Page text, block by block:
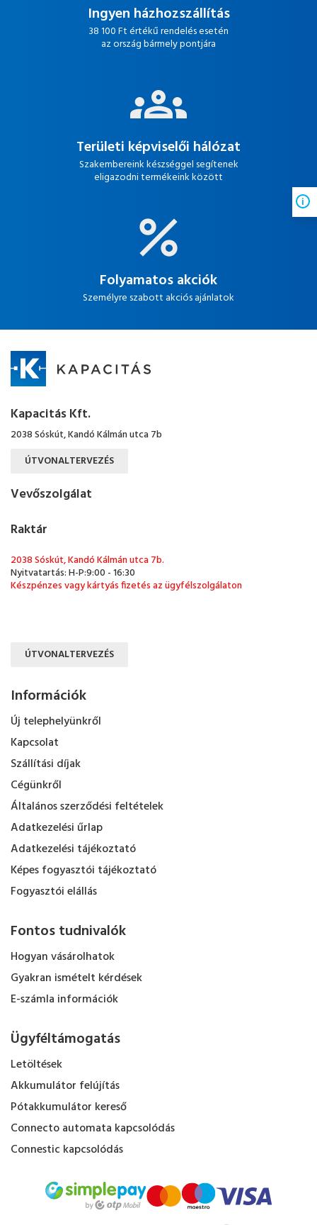
Ingyen házhozszállítás
38 100 Ft értékű rendelés esetén
az ország bármely pontjára
Területi képviselői hálózat
Szakembereink készséggel segítenek
eligazodni termékeink között
Folyamatos akciók
Személyre szabott akciós ajánlatok
Kapacitás Kft.
2038 Sóskút, Kandó Kálmán utca 7b
ÚTVONALTERVEZÉS
Vevőszolgálat
Raktár
2038 Sóskút, Kandó Kálmán utca 7b.
Nyitvatartás: H-P:9:00 - 16:30
Készpénzes vagy kártyás fizetés az ügyfélszolgálaton
ÚTVONALTERVEZÉS
Információk
Új telephelyünkről
Kapcsolat
Szállítási díjak
Cégünkről
Általános szerződési feltételek
Adatkezelési űrlap
Adatkezelési tájékoztató
Képes fogyasztói tájékoztató
Fogyasztói elállás
Fontos tudnivalók
Hogyan vásárolhatok
Gyakran ismételt kérdések
E-számla információk
Ügyféltámogatás
Letöltések
Akkumulátor felújítás
Pótakkumulátor kereső
Connecto automata kapcsolódás
Connestic kapcsolódás